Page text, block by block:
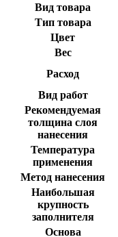
Вид товара
Тип товара
Цвет
Вес
Расход
Вид работ
Рекомендуемая
толщина слоя
нанесения
Температура
применения
Метод нанесения
Наибольшая
крупность
заполнителя
Основа